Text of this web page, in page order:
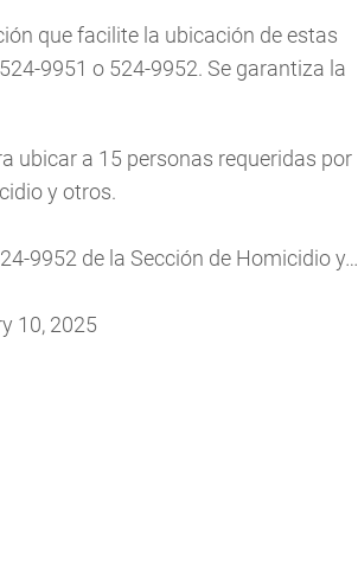
que facilite la ubicación de estas
9951 o 524-9952. Se garantiza la
ubicar a 15 personas requeridas por
y otros.
9952 de la Sección de Homicidio y…
10, 2025